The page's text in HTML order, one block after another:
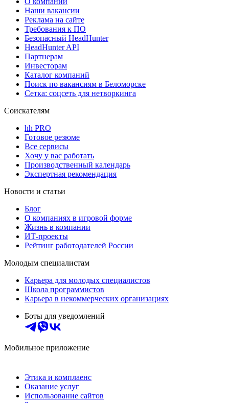
Наши вакансии
Реклама на сайте
Требования к ПО
Безопасный HeadHunter
HeadHunter API
Партнерам
Инвесторам
Каталог компаний
Поиск по вакансиям в Беломорске
Сетка: соцсеть для нетворкинга
Соискателям
hh PRO
Готовое резюме
Все сервисы
Хочу у вас работать
Производственный календарь
Экспертная рекомендация
Новости и статьи
Блог
О компаниях в игровой форме
Жизнь в компании
ИТ-проекты
Рейтинг работодателей России
Молодым специалистам
Карьера для молодых специалистов
Школа программистов
Карьера в некоммерческих организациях
Боты для уведомлений
Мобильное приложение
Этика и комплаенс
Оказание услуг
Использование сайтов